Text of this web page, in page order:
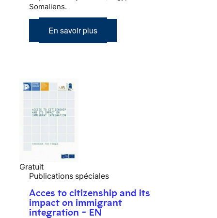
Somaliens.
En savoir plus
Gratuit
Publications spéciales
Acces to citizenship and its
impact on immigrant
integration - EN